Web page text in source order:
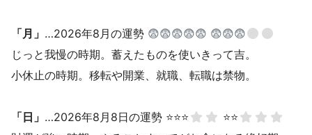
「月」 …2026年8月の運勢 😨😨😨😨😨 😨😨😨
じっと我慢の時期。蓄えたものを使いきって吉。
小休止の時期。移転や開業、就職、転職は禁物。
「日」 …2026年8月8日の運勢 ⭐⭐⭐
⭐⭐